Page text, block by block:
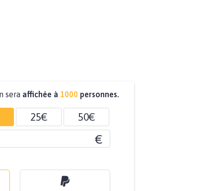
sera affichée à 1000 personnes.
25€ 50€
€